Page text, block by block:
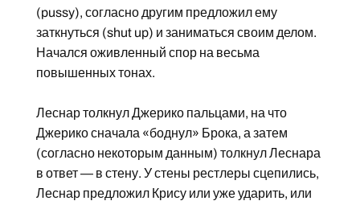
(pussy), согласно другим предложил ему
заткнуться (shut up) и заниматься своим делом.
Начался оживленный спор на весьма
повышенных тонах.
Леснар толкнул Джерико пальцами, на что
Джерико сначала «боднул» Брока, а затем
(согласно некоторым данным) толкнул Леснара
в ответ — в стену. У стены рестлеры сцепились,
Леснар предложил Крису или уже ударить, или